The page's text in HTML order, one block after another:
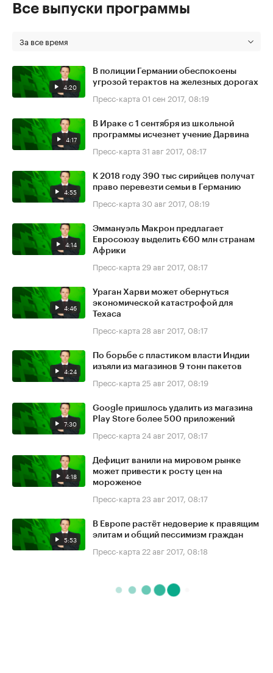
Все выпуски программы
За все время
4:20
В полиции Германии обеспокоены
угрозой терактов на железных дорогах
Пресс-карта 01 сен 2017, 08:19
4:17
В Ираке с 1 сентября из школьной
программы исчезнет учение Дарвина
Пресс-карта 31 авг 2017, 08:17
4:55
К 2018 году 390 тыс сирийцев получат
право перевезти семьи в Германию
Пресс-карта 30 авг 2017, 08:19
4:14
Эммануэль Макрон предлагает
Евросоюзу выделить €60 млн странам
Африки
Пресс-карта 29 авг 2017, 08:17
4:46
Ураган Харви может обернуться
экономической катастрофой для
Техаса
Пресс-карта 28 авг 2017, 08:17
4:24
По борьбе с пластиком власти Индии
изъяли из магазинов 9 тонн пакетов
Пресс-карта 25 авг 2017, 08:19
7:30
Google пришлось удалить из магазина
Play Store более 500 приложений
Пресс-карта 24 авг 2017, 08:17
4:18
Дефицит ванили на мировом рынке
может привести к росту цен на
мороженое
Пресс-карта 23 авг 2017, 08:17
5:53
В Европе растёт недоверие к правящим
элитам и общий пессимизм граждан
Пресс-карта 22 авг 2017, 08:18